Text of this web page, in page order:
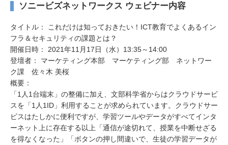
ソニービズネットワークス ウェビナー内容
タイトル： これだけは知っておきたい！ICT教育でよくあるイン
フラ＆セキュリティの課題とは？
開催日時： 2021年11月17日（水）13:35～14:00
登壇者： マーケティング本部 マーケティング部 ネットワー
ク課 佐々木 美桜
概要：
「1人1台端末」の整備に加え、文部科学省からはクラウドサービ
スを「1人1ID」利用することが求められています。クラウドサー
ビスはたしかに便利ですが、学習ツールやデータがすべてインタ
ーネット上に存在する以上「通信が途切れて、授業を中断せざる
を得なくなった」「ボタンの押し間違いで、生徒の学習データが